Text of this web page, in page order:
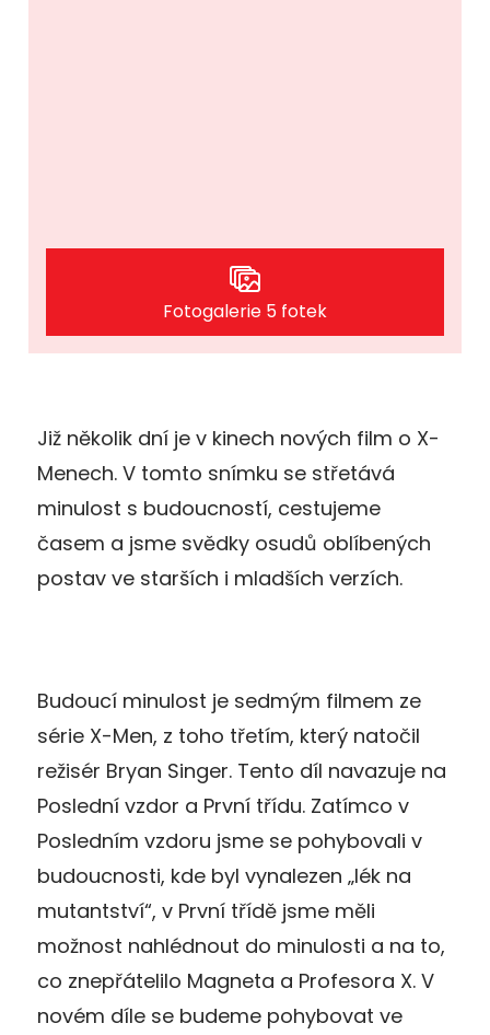
Fotogalerie 5 fotek
Již několik dní je v kinech nových film o X-
Menech. V tomto snímku se střetává
minulost s budoucností, cestujeme
časem a jsme svědky osudů oblíbených
postav ve starších i mladších verzích.
Budoucí minulost je sedmým filmem ze
série X-Men, z toho třetím, který natočil
režisér Bryan Singer. Tento díl navazuje na
Poslední vzdor a První třídu. Zatímco v
Posledním vzdoru jsme se pohybovali v
budoucnosti, kde byl vynalezen „lék na
mutantství“, v První třídě jsme měli
možnost nahlédnout do minulosti a na to,
co znepřátelilo Magneta a Profesora X. V
novém díle se budeme pohybovat ve